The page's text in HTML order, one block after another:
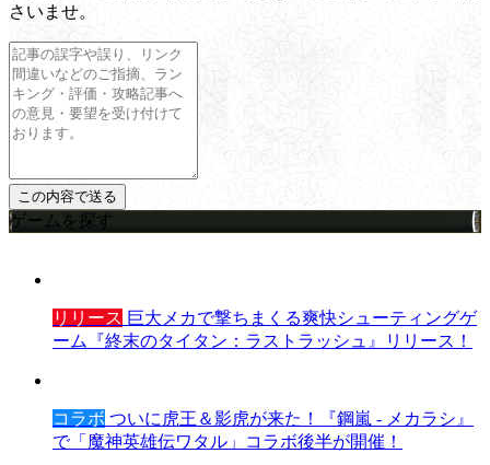
さいませ。
ゲームを探す
リリース 巨大メカで撃ちまくる爽快シューティングゲ
ーム『終末のタイタン：ラストラッシュ』リリース！
コラボ ついに虎王＆影虎が来た！『鋼嵐 - メカラシ』
で「魔神英雄伝ワタル」コラボ後半が開催！